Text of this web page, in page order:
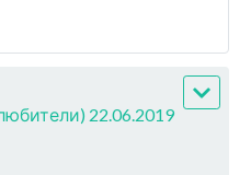
22.06.2019